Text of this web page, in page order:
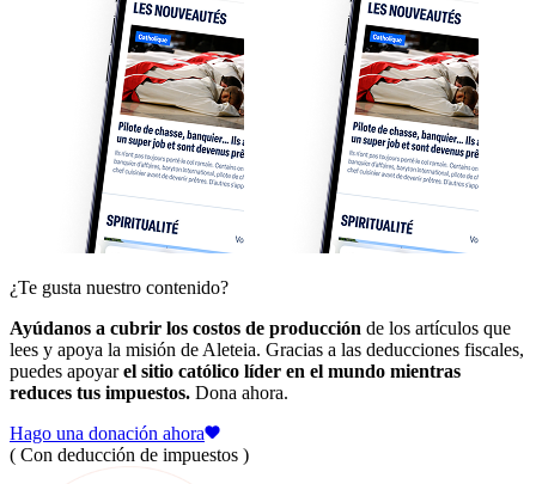
¿Te gusta nuestro contenido?
Ayúdanos a cubrir los costos de producción de los artículos que
lees y apoya la misión de Aleteia. Gracias a las deducciones fiscales,
puedes apoyarel sitio católico líder en el mundo mientras
reduces tus impuestos. Dona ahora.
Hago una donación ahora
( Con deducción de impuestos )